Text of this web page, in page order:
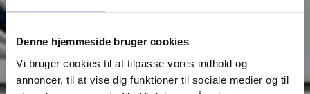
Denne hjemmeside bruger cookies
Vi bruger cookies til at tilpasse vores indhold og
annoncer, til at vise dig funktioner til sociale medier og til